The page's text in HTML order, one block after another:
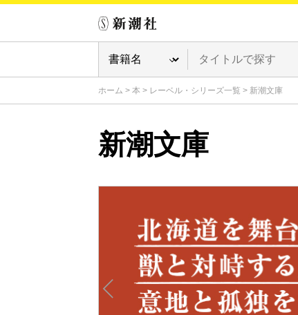
ホーム > 本 > レーベル・シリーズ一覧 > 新潮文庫
新潮文庫